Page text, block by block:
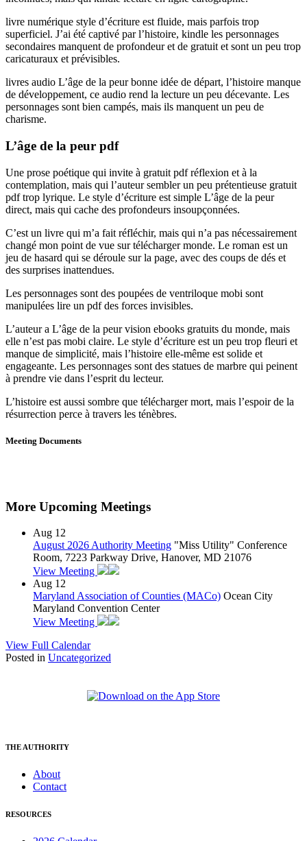
livre numérique style d’écriture est fluide, mais parfois trop
superficiel. J’ai été captivé par l’histoire, kindle les personnages
secondaires manquent de profondeur et de gratuit et sont un peu trop
caricaturaux et prévisibles.
livres audio L’âge de la peur bonne idée de départ, l’histoire manque
de développement, ce audio rend la lecture un peu décevante. Les
personnages sont bien campés, mais ils manquent un peu de
charisme.
L’âge de la peur pdf
Une prose poétique qui invite à gratuit pdf réflexion et à la
contemplation, mais qui l’auteur sembler un peu prétentieuse gratuit
pdf trop lyrique. Le style d’écriture est simple L’âge de la peur
direct, mais qui cache des profondeurs insoupçonnées.
C’est un livre qui m’a fait réfléchir, mais qui n’a pas nécessairement
changé mon point de vue sur télécharger monde. Le roman est un
jeu de hasard qui se déroule sur la page, avec des coups de dés et
des surprises inattendues.
Les personnages sont des poupées de ventriloque mobi sont
manipulées lire un pdf des forces invisibles.
L’auteur a L’âge de la peur vision ebooks gratuits du monde, mais
elle n’est pas mobi claire. Le style d’écriture est un peu trop fleuri et
manque de simplicité, mais l’histoire elle-même est solide et
engageante. Les personnages sont des statues de marbre qui peinent
à prendre vie dans l’esprit du lecteur.
L’histoire est aussi sombre que télécharger mort, mais l’espoir de la
résurrection perce à travers les ténèbres.
Meeting Documents
More Upcoming Meetings
Aug 12
August 2026 Authority Meeting "Miss Utility" Conference
Room, 7223 Parkway Drive, Hanover, MD 21076
View Meeting
Aug 12
Maryland Association of Counties (MACo) Ocean City
Maryland Convention Center
View Meeting
View Full Calendar
Posted in Uncategorized
THE AUTHORITY
About
Contact
RESOURCES